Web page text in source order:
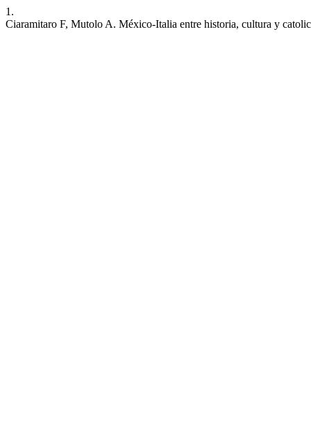
1.
Ciaramitaro F, Mutolo A. México-Italia entre historia, cultura y